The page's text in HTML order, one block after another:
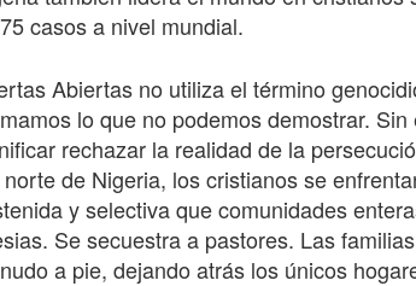
casos a nivel mundial.
Abiertas no utiliza el término
lo que no podemos demostrar.
rechazar la realidad de la
de Nigeria, los cristianos se
y selectiva que comunidades
Se secuestra a pastores. Las
a pie, dejando atrás los únicos